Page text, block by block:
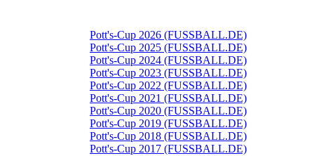
Pott's-Cup 2026 (FUSSBALL.DE)
Pott's-Cup 2025 (FUSSBALL.DE)
Pott's-Cup 2024 (FUSSBALL.DE)
Pott's-Cup 2023 (FUSSBALL.DE)
Pott's-Cup 2022 (FUSSBALL.DE)
Pott's-Cup 2021 (FUSSBALL.DE)
Pott's-Cup 2020 (FUSSBALL.DE)
Pott's-Cup 2019 (FUSSBALL.DE)
Pott's-Cup 2018 (FUSSBALL.DE)
Pott's-Cup 2017 (FUSSBALL.DE)